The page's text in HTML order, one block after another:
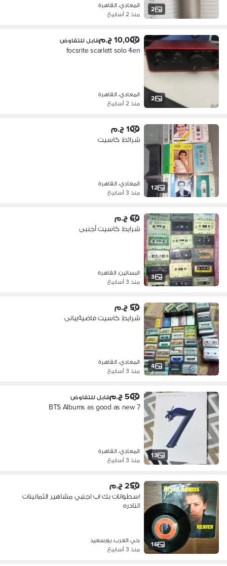
2
المعادي، القاهرة
منذ 2 أسابيع
2
10,000 ج.م قابل للتفاوض
focsrite scarlett solo 4en
المعادي، القاهرة
منذ 2 أسابيع
12
100 ج.م
شرائط كاسيت
المعادي، القاهرة
منذ 3 أسابيع
3
60 ج.م
شرايط كاسيت أجنبى
البساتين، القاهرة
منذ 3 أسابيع
4
50 ج.م
شرايط كاسيت فاضيةيبانى
المعادي، القاهرة
منذ 3 أسابيع
13
500 ج.م قابل للتفاوض
7 BTS Albums as good as new
المعادي، القاهرة
منذ 3 أسابيع
16
250 ج.م
اسطوانات بك اب اجنبي مشاهير الثمانينات
النادره
حي العرب، بورسعيد
منذ 3 أسابيع